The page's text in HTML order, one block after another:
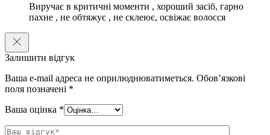
Виручає в критичні моменти , хороший засіб, гарно
пахне , не обтяжує , не склеює, освіжає волосся
Залишити відгук
Ваша e-mail адреса не оприлюднюватиметься. Обов’язкові
поля позначені *
Ваша оцінка *